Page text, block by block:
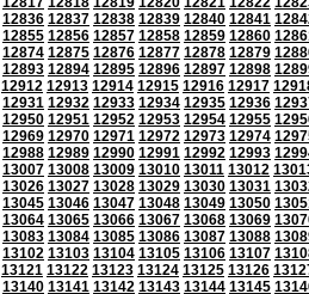
12836 12837 12838 12839 12840 12841
12855 12856 12857 12858 12859 12860
12874 12875 12876 12877 12878 12879
12893 12894 12895 12896 12897 12898
12912 12913 12914 12915 12916 12917
12931 12932 12933 12934 12935 12936
12950 12951 12952 12953 12954 12955
12969 12970 12971 12972 12973 12974
12988 12989 12990 12991 12992 12993
13007 13008 13009 13010 13011 13012
13026 13027 13028 13029 13030 13031
13045 13046 13047 13048 13049 13050
13064 13065 13066 13067 13068 13069
13083 13084 13085 13086 13087 13088
13102 13103 13104 13105 13106 13107
13121 13122 13123 13124 13125 13126
13140 13141 13142 13143 13144 13145